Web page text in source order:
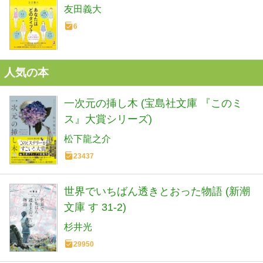
友田義大
6
人気の本
一次元の挿し木 (宝島社文庫 『このミ
ス』大賞シリーズ)
松下龍之介
23437
世界でいちばん透きとおった物語 (新潮
文庫 す 31-2)
杉井光
29950